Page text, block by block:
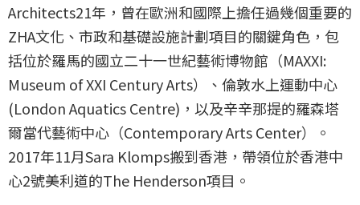
Architects21年，曾在歐洲和國際上擔任過幾個重要的
ZHA文化、市政和基礎設施計劃項目的關鍵角色，包
括位於羅馬的國立二十一世紀藝術博物館（MAXXI:
Museum of XXI Century Arts）、倫敦水上運動中心
(London Aquatics Centre)，以及辛辛那提的羅森塔
爾當代藝術中心（Contemporary Arts Center）。
2017年11月Sara Klomps搬到香港，帶領位於香港中
心2號美利道的The Henderson項目。